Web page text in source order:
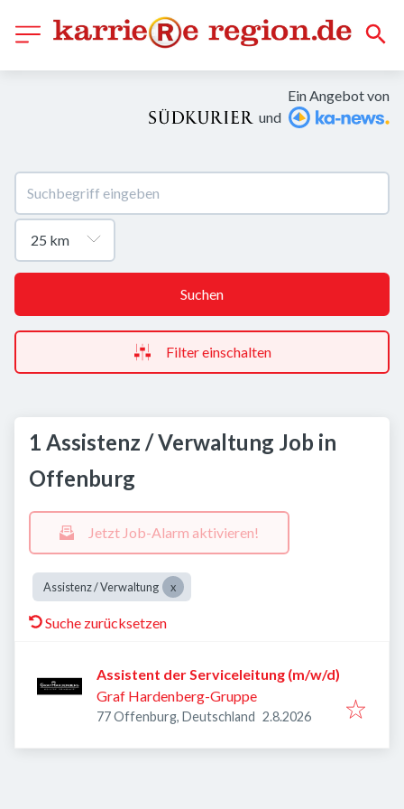
Ein Angebot von
und
Suchen
Filter einschalten
1 Assistenz / Verwaltung Job in
Offenburg
Jetzt Job-Alarm aktivieren!
Assistenz / Verwaltung
Suche zurücksetzen
Assistent der Serviceleitung (m/w/d)
Graf Hardenberg-Gruppe
77 Offenburg, Deutschland Veröffentlicht
2.8.2026